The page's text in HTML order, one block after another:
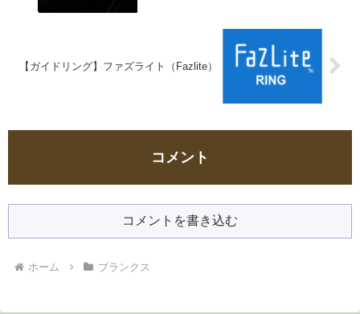
【ガイドリング】ファズライト（Fazlite）
コメント
コメントを書き込む
ホーム ブランクス